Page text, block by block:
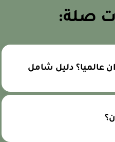
صلة:
دليل شامل